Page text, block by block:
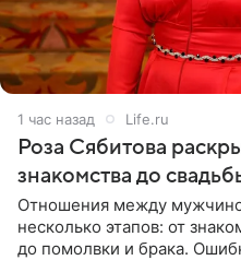
1 час назад Life.ru
Роза Сябитова
знакомства до
Отношения между
несколько этапов: от
до помолвки и брака.